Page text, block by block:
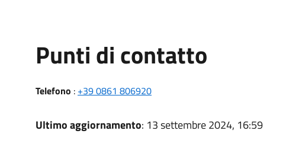
Punti di contatto
Telefono : +39 0861 806920
Ultimo aggiornamento: 13 settembre 2024, 16:59